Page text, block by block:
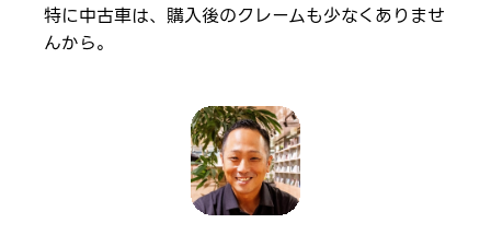
特に中古車は、購入後のクレームも少なくありませ
んから。